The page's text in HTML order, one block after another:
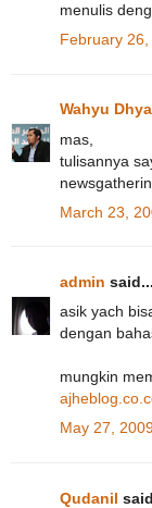
menulis
February
Wahyu
mas,
tulisannya
March 23,
admin said...
asik yach
dengan
mungkin
May 27,
Qudanil